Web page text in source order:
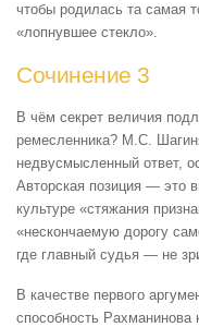
чтобы родилась та самая
«лопнувшее стекло».
Сочинение 3
В чём секрет величия
ремесленника? М.С.
недвусмысленный ответ,
Авторская позиция — это
культуре «стяжания
«нескончаемую дорогу
где главный судья — не
В качестве первого
способность